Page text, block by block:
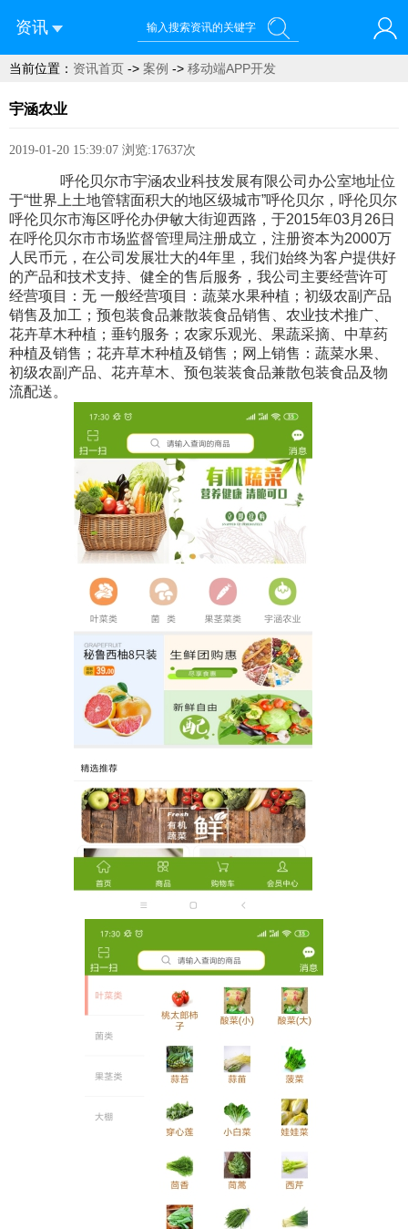
资讯
您好！欢迎来到呼伦贝尔蓝域信息科技有限公司
当前位置： 资讯首页 -> 案例 -> 移动端APP开发
宇涵农业
2019-01-20 15:39:07 浏览:17637次
呼伦贝尔市宇涵农业科技发展有限公司办公室地址位
于“世界上土地管辖面积大的地区级城市”呼伦贝尔，呼伦贝尔
呼伦贝尔市海区呼伦办伊敏大街迎西路，于2015年03月26日
在呼伦贝尔市市场监督管理局注册成立，注册资本为2000万
人民币元，在公司发展壮大的4年里，我们始终为客户提供好
的产品和技术支持、健全的售后服务，我公司主要经营许可
经营项目：无 一般经营项目：蔬菜水果种植；初级农副产品
销售及加工；预包装食品兼散装食品销售、农业技术推广、
花卉草木种植；垂钓服务；农家乐观光、果蔬采摘、中草药
种植及销售；花卉草木种植及销售；网上销售：蔬菜水果、
初级农副产品、花卉草木、预包装装食品兼散包装食品及物
流配送。